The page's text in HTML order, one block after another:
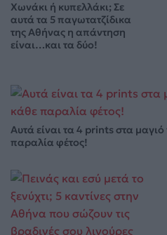
Χωνάκι ή κυπελλάκι; Σε
αυτά τα 5 παγωτατζίδικα
της Αθήνας η απάντηση
είναι…και τα δύο!
Αυτά είναι τα 4 prints στα
παραλία φέτος!